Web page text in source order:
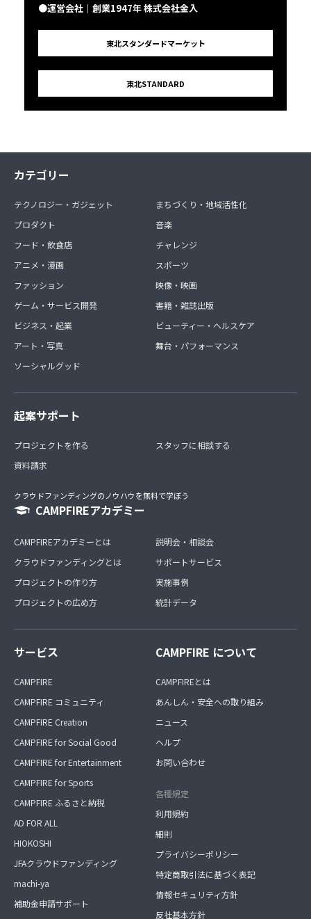
●運営会社｜創業1947年 株式会社金入
東北スタンダードマーケット
東北STANDARD
カテゴリー
テクノロジー・ガジェット
プロダクト
フード・飲食店
アニメ・漫画
ファッション
ゲーム・サービス開発
ビジネス・起業
アート・写真
ソーシャルグッド
まちづくり・地域活性化
音楽
チャレンジ
スポーツ
映像・映画
書籍・雑誌出版
ビューティー・ヘルスケア
舞台・パフォーマンス
起案サポート
プロジェクトを作る
資料請求
スタッフに相談する
クラウドファンディングのノウハウを無料で学ぼう
CAMPFIREアカデミー
CAMPFIREアカデミーとは
クラウドファンディングとは
プロジェクトの作り方
プロジェクトの広め方
説明会・相談会
サポートサービス
実施事例
統計データ
サービス
CAMPFIRE
CAMPFIRE コミュニティ
CAMPFIRE Creation
CAMPFIRE for Social Good
CAMPFIRE for Entertainment
CAMPFIRE for Sports
CAMPFIRE ふるさと納税
AD FOR ALL
HIOKOSHI
JFAクラウドファンディング
machi-ya
補助金申請サポート
CAMPFIRE について
CAMPFIREとは
あんしん・安全への取り組み
ニュース
ヘルプ
お問い合わせ
各種規定
利用規約
細則
プライバシーポリシー
特定商取引法に基づく表記
情報セキュリティ方針
反社基本方針